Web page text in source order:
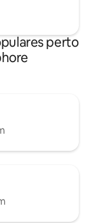
perto